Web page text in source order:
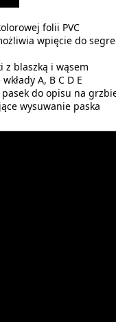
folii PVC
wpięcie do
z blaszką i wąsem
A, B C D E
do opisu na
wysuwanie paska